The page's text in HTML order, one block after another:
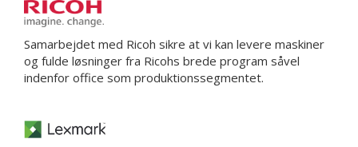
Samarbejdet med Ricoh sikre at vi kan levere maskiner
og fulde løsninger fra Ricohs brede program såvel
indenfor office som produktionssegmentet.